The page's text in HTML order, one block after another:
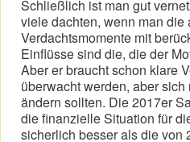
Schließlich ist man gut
viele dachten, wenn man die
Verdachtsmomente mit
Einflüsse sind die, die der
Aber er braucht schon klare
überwacht werden, aber
ändern sollten. Die 2017er
die finanzielle Situation für
sicherlich besser als die von